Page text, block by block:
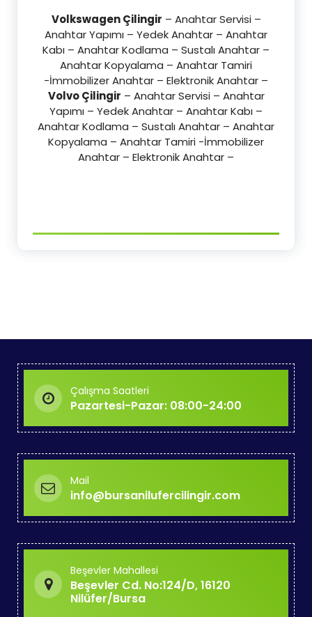
Volkswagen Çilingir – Anahtar Servisi –
Anahtar Yapımı – Yedek Anahtar – Anahtar
Kabı – Anahtar Kodlama – Sustalı Anahtar –
Anahtar Kopyalama – Anahtar Tamiri
-İmmobilizer Anahtar – Elektronik Anahtar –
Volvo Çilingir – Anahtar Servisi – Anahtar
Yapımı – Yedek Anahtar – Anahtar Kabı –
Anahtar Kodlama – Sustalı Anahtar – Anahtar
Kopyalama – Anahtar Tamiri -İmmobilizer
Anahtar – Elektronik Anahtar –
Çalışma Saatleri
Pazartesi-Pazar: 08:00-24:00
Mail
info@bursanilufercilingir.com
Beşevler Mahallesi
Beşevler Cd. No:124/D, 16120
Nilüfer/Bursa